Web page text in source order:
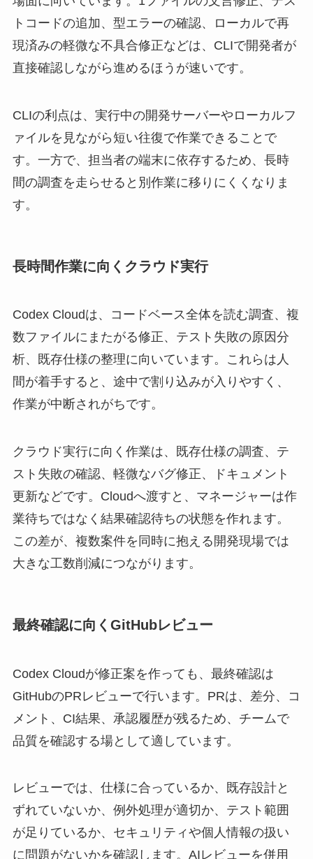
トコードの追加、型エラーの確認、ローカルで再
現済みの軽微な不具合修正などは、CLIで開発者が
直接確認しながら進めるほうが速いです。
CLIの利点は、実行中の開発サーバーやローカルフ
ァイルを見ながら短い往復で作業できることで
す。一方で、担当者の端末に依存するため、長時
間の調査を走らせると別作業に移りにくくなりま
す。
長時間作業に向くクラウド実行
Codex Cloudは、コードベース全体を読む調査、複
数ファイルにまたがる修正、テスト失敗の原因分
析、既存仕様の整理に向いています。これらは人
間が着手すると、途中で割り込みが入りやすく、
作業が中断されがちです。
クラウド実行に向く作業は、既存仕様の調査、テ
スト失敗の確認、軽微なバグ修正、ドキュメント
更新などです。Cloudへ渡すと、マネージャーは作
業待ちではなく結果確認待ちの状態を作れます。
この差が、複数案件を同時に抱える開発現場では
大きな工数削減につながります。
最終確認に向くGitHubレビュー
Codex Cloudが修正案を作っても、最終確認は
GitHubのPRレビューで行います。PRは、差分、コ
メント、CI結果、承認履歴が残るため、チームで
品質を確認する場として適しています。
レビューでは、仕様に合っているか、既存設計と
ずれていないか、例外処理が適切か、テスト範囲
が足りているか、セキュリティや個人情報の扱い
に問題がないかを確認します。AIレビューを併用